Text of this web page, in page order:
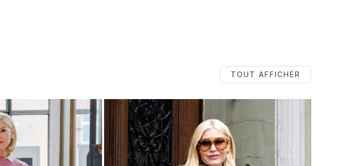
TOUT AFFICHER